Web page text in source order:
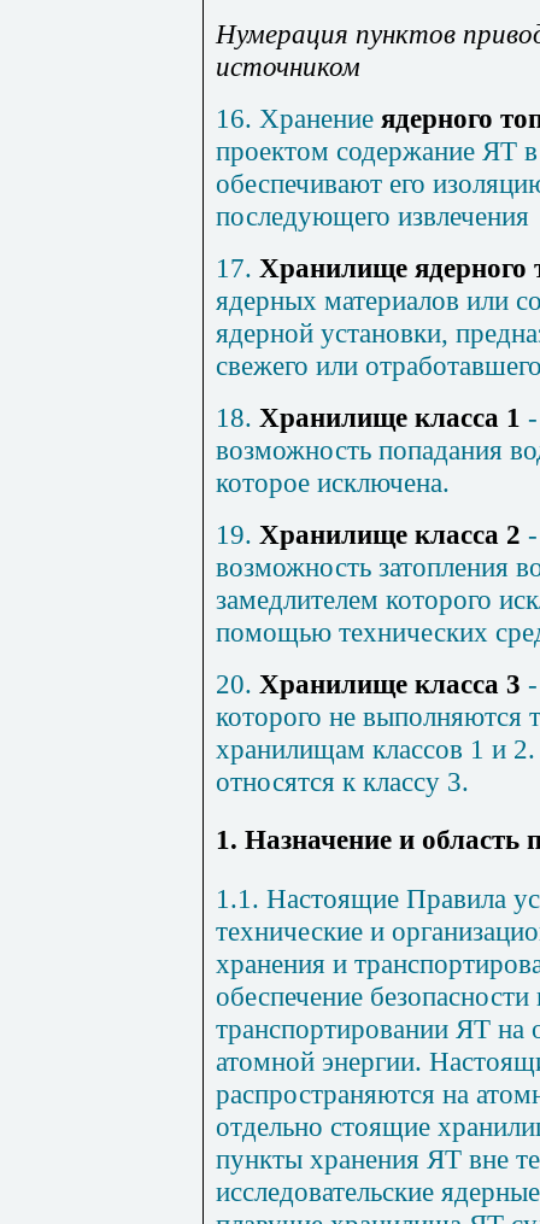
Нумерация пунктов
источником
16. Хранение ядерного
проектом содержание ЯТ
обеспечивают его
последующего извлечения
17. Хранилище ядерного
ядерных материалов или
ядерной установки,
свежего или
18. Хранилище класса 1
возможность попадания
которое исключена.
19. Хранилище класса 2
возможность затопления
замедлителем которого
помощью технических
20. Хранилище класса 3
которого не выполняются
хранилищам классов 1 и
относятся к классу 3.
1. Назначение и область
1.1. Настоящие Правила
технические и
хранения и
обеспечение
транспортировании ЯТ на
атомной энергии.
распространяются на
отдельно стоящие
пункты хранения ЯТ вне
исследовательские